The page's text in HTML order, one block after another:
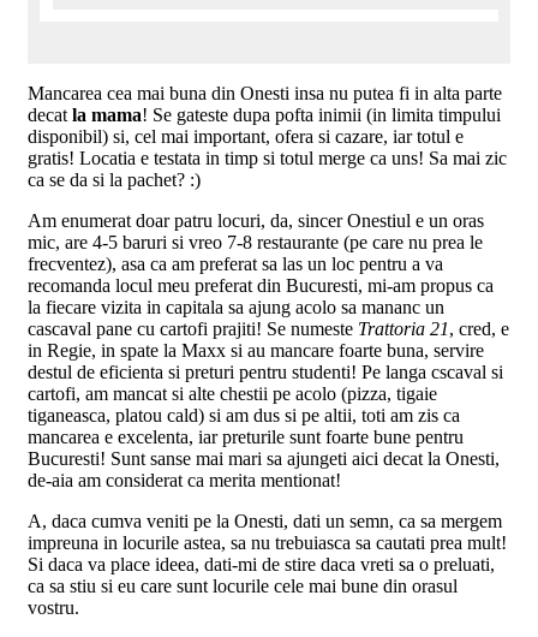
Mancarea cea mai buna din Onesti insa nu putea fi in alta parte
decat la mama! Se gateste dupa pofta inimii (in limita timpului
disponibil) si, cel mai important, ofera si cazare, iar totul e
gratis! Locatia e testata in timp si totul merge ca uns! Sa mai zic
ca se da si la pachet? :)
Am enumerat doar patru locuri, da, sincer Onestiul e un oras
mic, are 4-5 baruri si vreo 7-8 restaurante (pe care nu prea le
frecventez), asa ca am preferat sa las un loc pentru a va
recomanda locul meu preferat din Bucuresti, mi-am propus ca
la fiecare vizita in capitala sa ajung acolo sa mananc un
cascaval pane cu cartofi prajiti! Se numeste Trattoria 21, cred, e
in Regie, in spate la Maxx si au mancare foarte buna, servire
destul de eficienta si preturi pentru studenti! Pe langa cscaval si
cartofi, am mancat si alte chestii pe acolo (pizza, tigaie
tiganeasca, platou cald) si am dus si pe altii, toti am zis ca
mancarea e excelenta, iar preturile sunt foarte bune pentru
Bucuresti! Sunt sanse mai mari sa ajungeti aici decat la Onesti,
de-aia am considerat ca merita mentionat!
A, daca cumva veniti pe la Onesti, dati un semn, ca sa mergem
impreuna in locurile astea, sa nu trebuiasca sa cautati prea mult!
Si daca va place ideea, dati-mi de stire daca vreti sa o preluati,
ca sa stiu si eu care sunt locurile cele mai bune din orasul
vostru.